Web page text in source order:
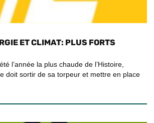
ET CLIMAT: PLUS FORTS
l’année la plus chaude de l’Histoire,
doit sortir de sa torpeur et mettre en place